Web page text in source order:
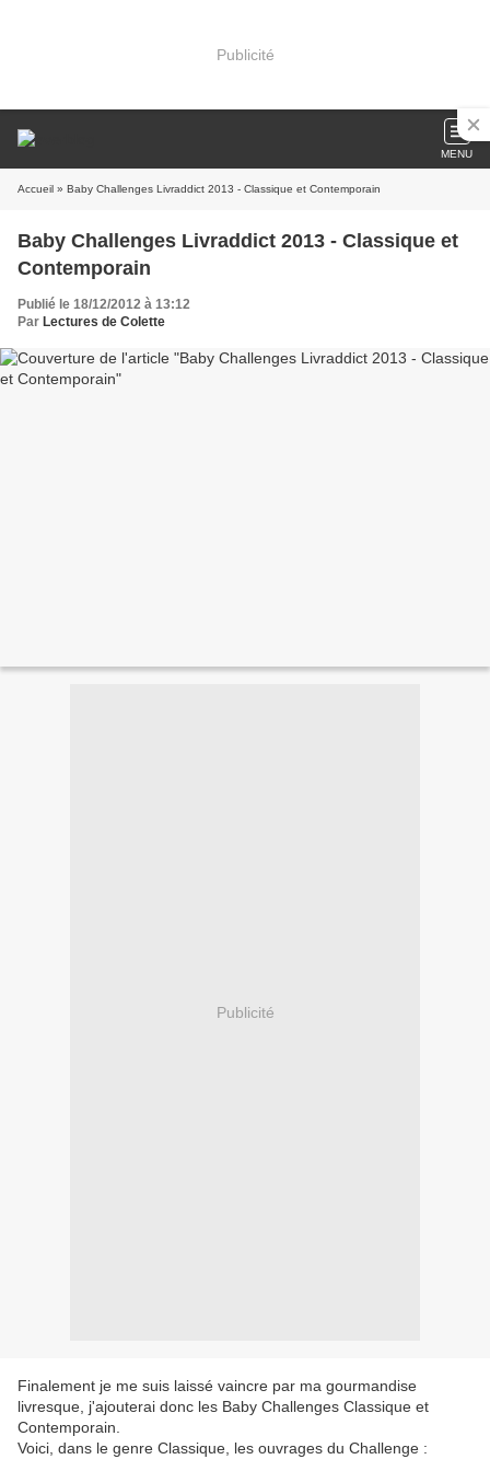
Publicité
MENU
Accueil » Baby Challenges Livraddict 2013 - Classique et Contemporain
Baby Challenges Livraddict 2013 - Classique et
Contemporain
Publié le 18/12/2012 à 13:12
Par Lectures de Colette
Publicité
Finalement je me suis laissé vaincre par ma gourmandise
livresque, j'ajouterai donc les Baby Challenges Classique et
Contemporain.
Voici, dans le genre Classique, les ouvrages du Challenge :